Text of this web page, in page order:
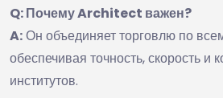
Q: Почему Architect важен?
A:Он объединяет торговлю по
обеспечивая точность, скорость и
институтов.